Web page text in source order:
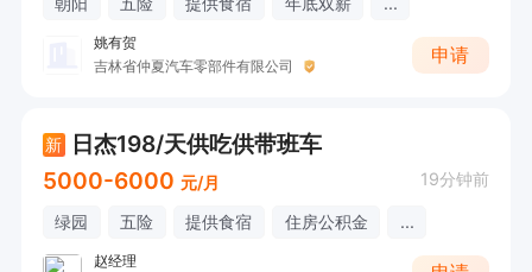
姚有贺
吉林省仲夏汽车零部件有限公司
申请
新
日杰198/天供吃供带班车
5000-6000 元/月 19分钟前
绿园 五险 提供食宿 住房公积金 ...
赵经理